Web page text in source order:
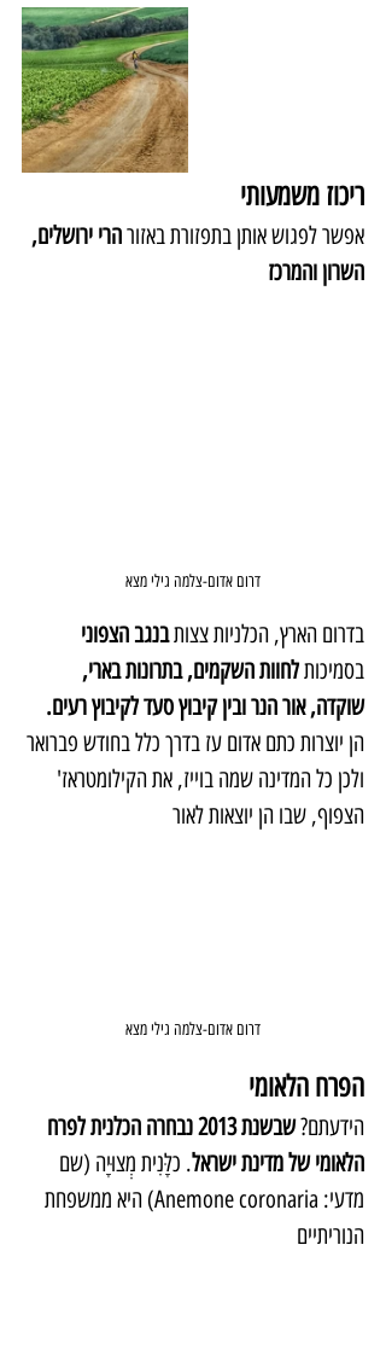
ריכוז משמעותי
אפשר לפגוש אותן בתפזורת באזור הרי ירושלים,
השרון והמרכז
דרום אדום-צלמה גילי מצא
בדרום הארץ, הכלניות צצות בנגב הצפוני
בסמיכות לחוות השקמים, בתרונות בארי,
שוקדה, אור הנר ובין קיבוץ סעד לקיבוץ רעים.
הן יוצרות כתם אדום עז בדרך כלל בחודש פברואר
ולכן כל המדינה שמה בוייז, את הקילומטראז'
הצפוף, שבו הן יוצאות לאור
דרום אדום-צלמה גילי מצא
הפרח הלאומי
הידעתם?
שבשנת 2013 נבחרה הכלנית לפרח
הלאומי של מדינת ישראל. כלָּנִית מְצוּיָה (שם
מדעי: Anemone coronaria) היא ממשפחת
הנוריתיים